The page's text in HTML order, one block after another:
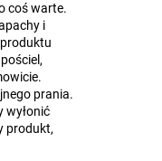
coś warte.
i
prania.
wyłonić
produkt,